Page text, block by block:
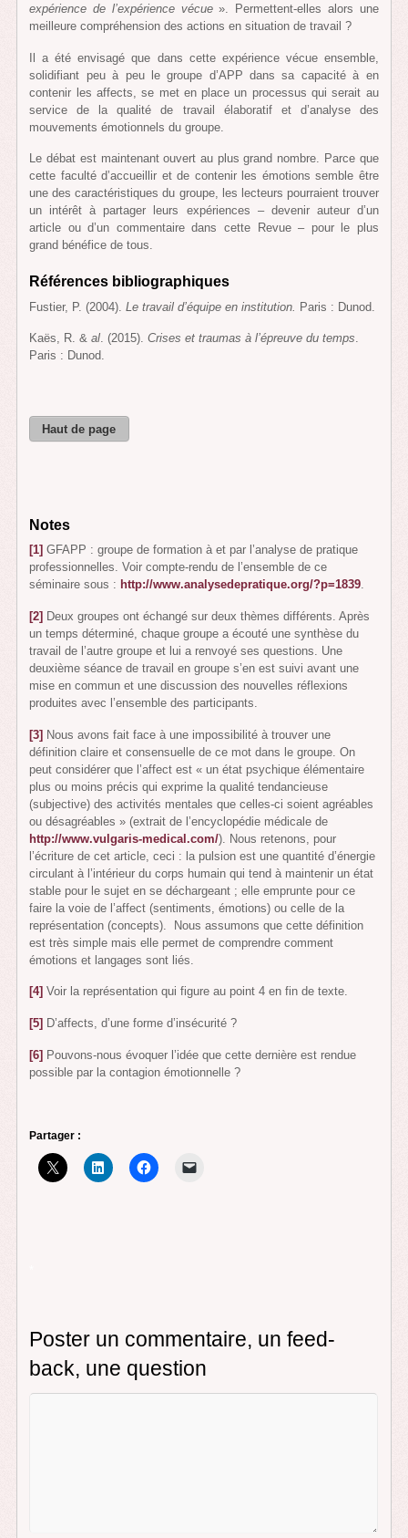
expérience de l’expérience vécue». Permettent-elles alors une
meilleure compréhension des actions en situation de travail ?
Il a été envisagé que dans cette expérience vécue ensemble,
solidifiant peu à peu le groupe d’APP dans sa capacité à en
contenir les affects, se met en place un processus qui serait au
service de la qualité de travail élaboratif et d’analyse des
mouvements émotionnels du groupe.
Le débat est maintenant ouvert au plus grand nombre. Parce que
cette faculté d’accueillir et de contenir les émotions semble être
une des caractéristiques du groupe, les lecteurs pourraient trouver
un intérêt à partager leurs expériences – devenir auteur d’un
article ou d’un commentaire dans cette Revue – pour le plus
grand bénéfice de tous.
Références bibliographiques
Fustier, P. (2004).Le travail d’équipe en institution. Paris : Dunod.
Kaës, R. &al. (2015).Crises et traumas à l’épreuve du temps.
Paris : Dunod.
Haut de page
Notes
[1] GFAPP : groupe de formation à et par l’analyse de pratique
professionnelles. Voir compte-rendu de l’ensemble de ce
séminaire sous : http://www.analysedepratique.org/?p=1839.
[2] Deux groupes ont échangé sur deux thèmes différents. Après
un temps déterminé, chaque groupe a écouté une synthèse du
travail de l’autre groupe et lui a renvoyé ses questions. Une
deuxième séance de travail en groupe s’en est suivi avant une
mise en commun et une discussion des nouvelles réflexions
produites avec l’ensemble des participants.
[3] Nous avons fait face à une impossibilité à trouver une
définition claire et consensuelle de ce mot dans le groupe. On
peut considérer que l’affect est « un état psychique élémentaire
plus ou moins précis qui exprime la qualité tendancieuse
(subjective) des activités mentales que celles-ci soient agréables
ou désagréables » (extrait de l’encyclopédie médicale de
http://www.vulgaris-medical.com/). Nous retenons, pour
l’écriture de cet article, ceci : la pulsion est une quantité d’énergie
circulant à l’intérieur du corps humain qui tend à maintenir un état
stable pour le sujet en se déchargeant ; elle emprunte pour ce
faire la voie de l’affect (sentiments, émotions) ou celle de la
représentation (concepts). Nous assumons que cette définition
est très simple mais elle permet de comprendre comment
émotions et langages sont liés.
[4] Voir la représentation qui figure au point 4 en fin de texte.
[5] D’affects, d’une forme d’insécurité ?
[6] Pouvons-nous évoquer l’idée que cette dernière est rendue
possible par la contagion émotionnelle ?
Partager :
Poster un commentaire, un feed-
back, une question